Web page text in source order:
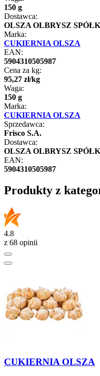
150 g
Dostawca:
OLSZA OLBRYSZ
Marka:
CUKIERNIA OLSZA
EAN:
5904310505987
Cena za kg:
95,27 zł/kg
Waga:
150 g
Marka:
CUKIERNIA OLSZA
Sprzedawca:
Frisco S.A.
Dostawca:
OLSZA OLBRYSZ
EAN:
5904310505987
Produkty z
4.8
z 68 opinii
CUKIERNIA OLSZA